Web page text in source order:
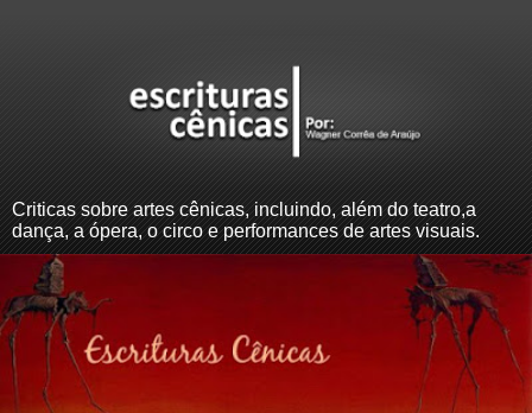
Criticas sobre artes cênicas, incluindo, além do teatro,a
dança, a ópera, o circo e performances de artes visuais.